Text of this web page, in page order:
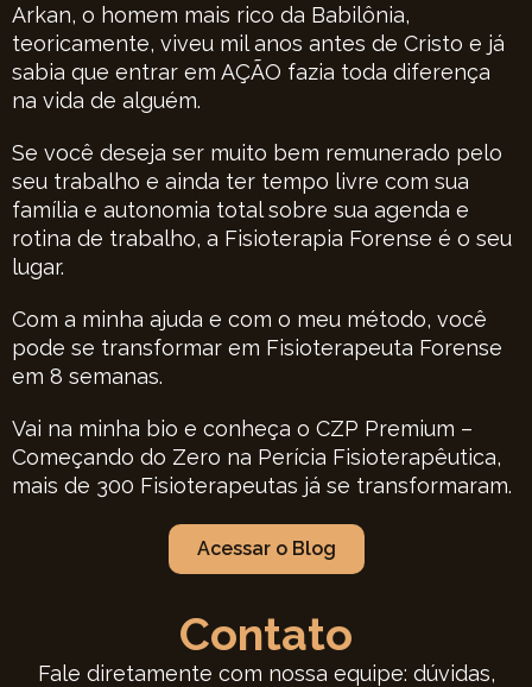
Arkan, o homem mais rico da Babilônia,
teoricamente, viveu mil anos antes de Cristo e já
sabia que entrar em AÇÃO fazia toda diferença
na vida de alguém.
Se você deseja ser muito bem remunerado pelo
seu trabalho e ainda ter tempo livre com sua
família e autonomia total sobre sua agenda e
rotina de trabalho, a Fisioterapia Forense é o seu
lugar.
Com a minha ajuda e com o meu método, você
pode se transformar em Fisioterapeuta Forense
em 8 semanas.
Vai na minha bio e conheça o CZP Premium –
Começando do Zero na Perícia Fisioterapêutica,
mais de 300 Fisioterapeutas já se transformaram.
Acessar o Blog
Contato
Fale diretamente com nossa equipe: dúvidas,